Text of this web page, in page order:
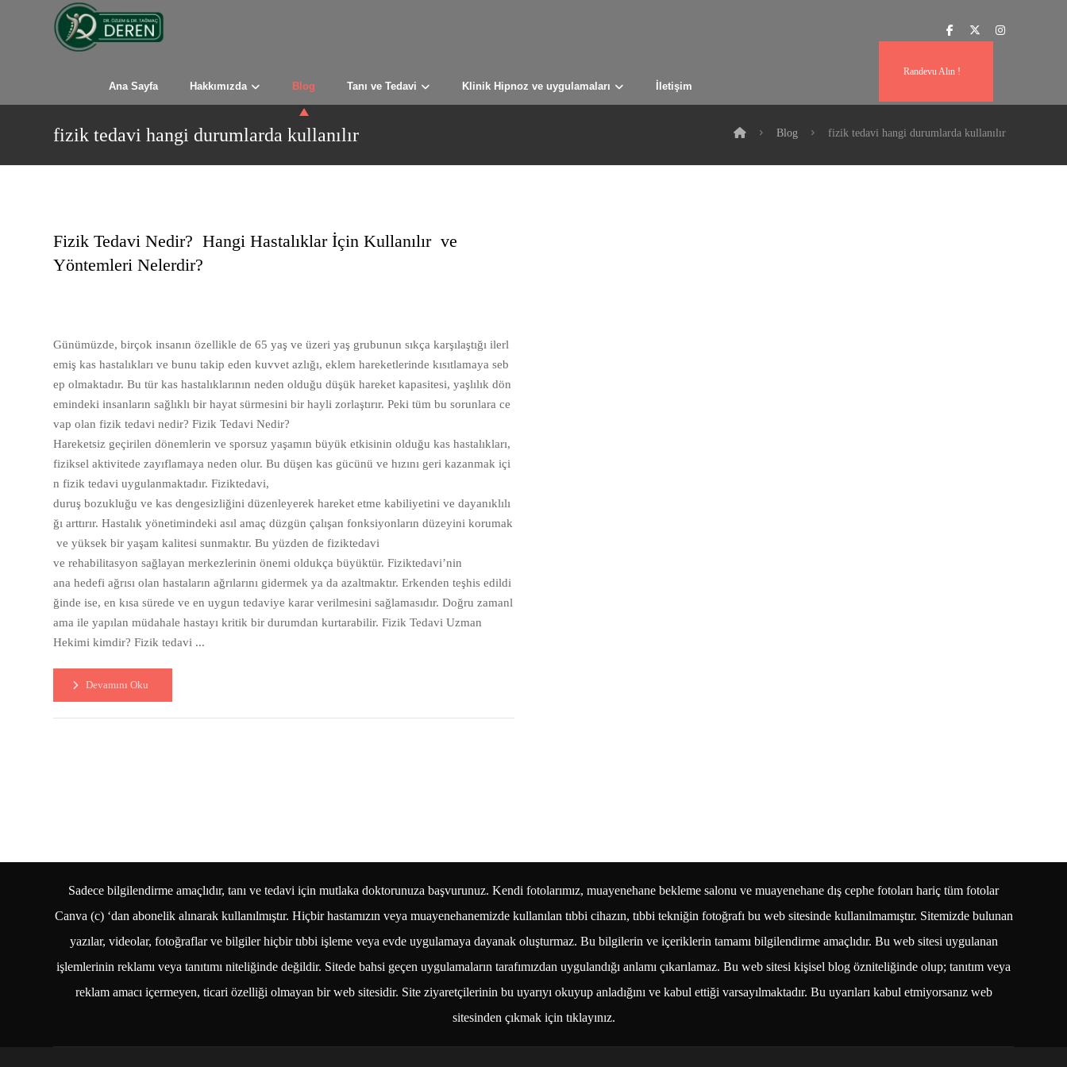
Ana Sayfa Hakkımızda Blog Tanı ve Tedavi Klinik Hipnoz ve uygulamaları İletişim
Randevu Alın !
fizik tedavi hangi durumlarda kullanılır Blog fizik tedavi hangi durumlarda kullanılır
Fizik Tedavi Nedir? Hangi Hastalıklar İçin Kullanılır ve
Yöntemleri Nelerdir?
Günümüzde, birçok insanın özellikle de 65 yaş ve üzeri yaş grubunun sıkça karşılaştığı ilerl
emiş kas hastalıkları ve bunu takip eden kuvvet azlığı, eklem hareketlerinde kısıtlamaya seb
ep olmaktadır. Bu tür kas hastalıklarının neden olduğu düşük hareket kapasitesi, yaşlılık dön
emindeki insanların sağlıklı bir hayat sürmesini bir hayli zorlaştırır. Peki tüm bu sorunlara ce
vap olan fizik tedavi nedir? Fizik Tedavi Nedir?
Hareketsiz geçirilen dönemlerin ve sporsuz yaşamın büyük etkisinin olduğu kas hastalıkları,
fiziksel aktivitede zayıflamaya neden olur. Bu düşen kas gücünü ve hızını geri kazanmak içi
n fizik tedavi uygulanmaktadır. Fiziktedavi,
duruş bozukluğu ve kas dengesizliğini düzenleyerek hareket etme kabiliyetini ve dayanıklılı
ğı arttırır. Hastalık yönetimindeki asıl amaç düzgün çalışan fonksiyonların düzeyini korumak
ve yüksek bir yaşam kalitesi sunmaktır. Bu yüzden de fiziktedavi
ve rehabilitasyon sağlayan merkezlerinin önemi oldukça büyüktür. Fiziktedavi’nin
ana hedefi ağrısı olan hastaların ağrılarını gidermek ya da azaltmaktır. Erkenden teşhis edildi
ğinde ise, en kısa sürede ve en uygun tedaviye karar verilmesini sağlamasıdır. Doğru zamanl
ama ile yapılan müdahale hastayı kritik bir durumdan kurtarabilir. Fizik Tedavi Uzman
Hekimi kimdir? Fizik tedavi ...
Devamını Oku
Sadece bilgilendirme amaçlıdır, tanı ve tedavi için mutlaka doktorunuza başvurunuz. Kendi fotolarımız, muayenehane bekleme salonu ve muayenehane dış cephe fotoları hariç tüm fotolar
Canva (c) ‘dan abonelik alınarak kullanılmıştır. Hiçbir hastamızın veya muayenehanemizde kullanılan tıbbi cihazın, tıbbi tekniğin fotoğrafı bu web sitesinde kullanılmamıştır. Sitemizde bulunan
yazılar, videolar, fotoğraflar ve bilgiler hiçbir tıbbi işleme veya evde uygulamaya dayanak oluşturmaz. Bu bilgilerin ve içeriklerin tamamı bilgilendirme amaçlıdır. Bu web sitesi uygulanan
işlemlerinin reklamı veya tanıtımı niteliğinde değildir. Sitede bahsi geçen uygulamaların tarafımızdan uygulandığı anlamı çıkarılamaz. Bu web sitesi kişisel blog özniteliğinde olup; tanıtım veya
reklam amacı içermeyen, ticari özelliği olmayan bir web sitesidir. Site ziyaretçilerinin bu uyarıyı okuyup anladığını ve kabul ettiği varsayılmaktadır. Bu uyarıları kabul etmiyorsanız web
sitesinden çıkmak için tıklayınız.